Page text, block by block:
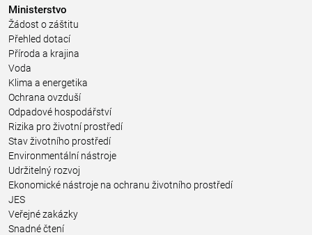
Ministerstvo
Žádost o záštitu
Přehled dotací
Příroda a krajina
Voda
Klima a energetika
Ochrana ovzduší
Odpadové hospodářství
Rizika pro životní prostředí
Stav životního prostředí
Environmentální nástroje
Udržitelný rozvoj
Ekonomické nástroje na ochranu životního prostředí
JES
Veřejné zakázky
Snadné čtení